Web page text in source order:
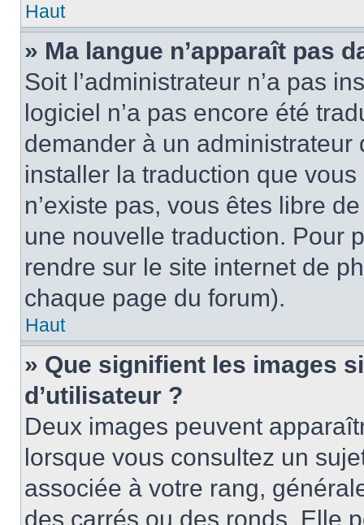
Haut
» Ma langue n’apparaît pas
Soit l’administrateur n’a pas
logiciel n’a pas encore été
demander à un administrateur
installer la traduction que
n’existe pas, vous êtes libre
une nouvelle traduction. Pour
rendre sur le site internet de
chaque page du forum).
Haut
» Que signifient les images
d’utilisateur ?
Deux images peuvent
lorsque vous consultez un
associée à votre rang,
des carrés ou des ronds. Elle